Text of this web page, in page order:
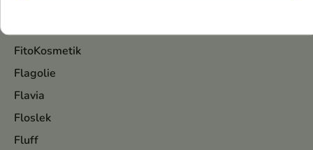
FitoKosmetik
Flagolie
Flavia
Floslek
Fluff